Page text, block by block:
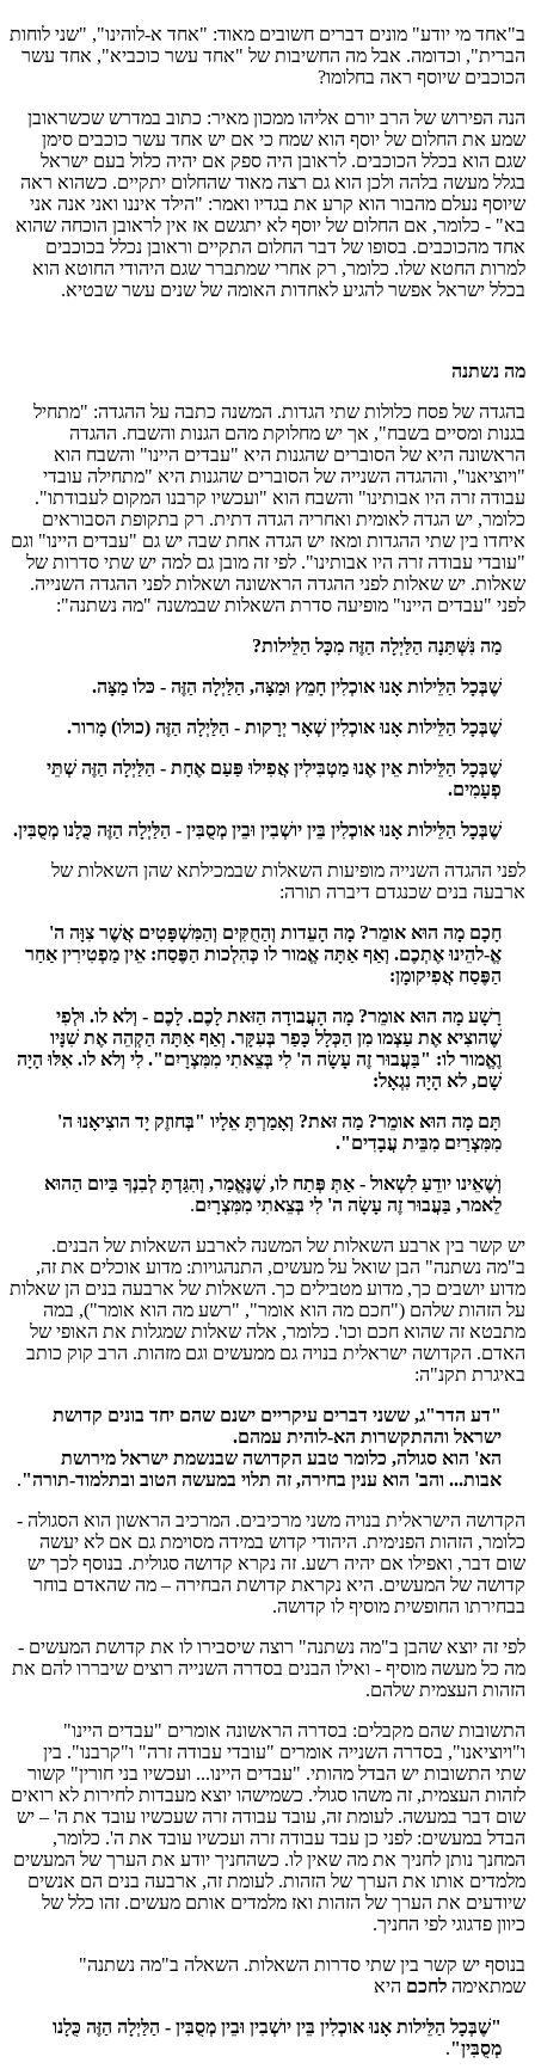
ב"אחד מי יודע" מונים דברים חשובים מאוד: "אחד א-לוהינו", "שני לוחות
הברית", וכדומה. אבל מה החשיבות של "אחד עשר כוכביא", אחד עשר
הכוכבים שיוסף ראה בחלומו?
הנה הפירוש של הרב יורם אליהו ממכון מאיר: כתוב במדרש שכשראובן
שמע את החלום של יוסף הוא שמח כי אם יש אחד עשר כוכבים סימן
שגם הוא בכלל הכוכבים. לראובן היה ספק אם יהיה כלול בעם ישראל
בגלל מעשה בלהה ולכן הוא גם רצה מאוד שהחלום יתקיים. כשהוא ראה
שיוסף נעלם מהבור הוא קרע את בגדיו ואמר: "הילד איננו ואני אנה אני
בא" - כלומר, אם החלום של יוסף לא יתגשם אז אין לראובן הוכחה שהוא
אחד מהכוכבים. בסופו של דבר החלום התקיים וראובן נכלל בכוכבים
למרות החטא שלו. כלומר, רק אחרי שמתברר שגם היהודי החוטא הוא
בכלל ישראל אפשר להגיע לאחדות האומה של שנים עשר שבטיא.
מה נשתנה
בהגדה של פסח כלולות שתי הגדות. המשנה כתבה על ההגדה: "מתחיל
בגנות ומסיים בשבח", אך יש מחלוקת מהם הגנות והשבח. ההגדה
הראשונה היא של הסוברים שהגנות היא "עבדים היינו" והשבח הוא
"ויוציאנו", וההגדה השנייה של הסוברים שהגנות היא "מתחילה עובדי
עבודה זרה היו אבותינו" והשבח הוא "ועכשיו קרבנו המקום לעבודתו".
כלומר, יש הגדה לאומית ואחריה הגדה דתית. רק בתקופת הסבוראים
איחדו בין שתי ההגדות ומאז יש הגדה אחת שבה יש גם "עבדים היינו" וגם
"עובדי עבודה זרה היו אבותינו". לפי זה מובן גם למה יש שתי סדרות של
שאלות. יש שאלות לפני ההגדה הראשונה ושאלות לפני ההגדה השנייה.
לפני "עבדים היינו" מופיעה סדרת השאלות שבמשנה "מה נשתנה":
מַה נִּשְּׁתַּנָה הַלַּיְלָה הַזֶּה מִכָּל הַלֵּילות?
שֶׁבְּכָל הַלֵּילות אָנוּ אוכְלִין חָמֵץ וּמַצָּה, הַלַּיְלָה הַזֶּה - כּלו מַצָּה.
שֶׁבְּכָל הַלֵּילות אָנוּ אוכְלִין שְׁאָר יְרָקות - הַלַּיְלָה הַזֶּה (כולו) מָרור.
שֶׁבְּכָל הַלֵּילות אֵין אֶנוּ מַטְבִּילִין אֲפִילוּ פַּעַם אֶחָת - הַלַּיְלָה הַזֶּה שְׁתֵּי
פְעָמִים.
שֶׁבְּכָל הַלֵּילות אָנוּ אוכְלִין בֵּין יושְׁבִין וּבֵין מְסֻבִּין - הַלַּיְלָה הַזֶּה כֻּלָנו מְסֻבִּין.
לפני ההגדה השנייה מופיעות השאלות שבמכילתא שהן השאלות של
ארבעה בנים שכנגדם דיברה תורה:
חָכָם מָה הוּא אומֵר? מָה הָעֵדות וְהַחֻקִּים וְהַמִּשְׁפָּטִים אֲשֶׁר צִוָּה ה'
אֱ-להֵינוּ אֶתְכֶם. וְאַף אַתָּה אֱמור לו כְּהִלְכות הַפֶּסַח: אֵין מַפְטִירִין אַחַר
הַפֶּסַח אֲפִיקומָן:
רָשָׁע מָה הוּא אומֵר? מָה הָעֲבודָה הַזּאת לָכֶם. לָכֶם - וְלא לו. וּלְפִי
שֶׁהוצִיא אֶת עַצְמו מִן הַכְּלָל כָּפַר בְּעִקָּר. וְאַף אַתָּה הַקְהֵה אֶת שִׁנָּיו
וֶאֱמור לו: "בַּעֲבוּר זֶה עָשָׂה ה' לִי בְּצֵאתִי מִמִּצְרָיִם". לִי וְלא לו. אִלּוּ הָיָה
שָׁם, לא הָיָה נִגְאָל:
תָּם מָה הוּא אומֵר? מַה זּאת? וְאָמַרְתָּ אֵלָיו "בְּחוזֶק יָד הוצִיאָנוּ ה'
מִמִּצְרַיִם מִבֵּית עֲבָדִים".
וְשֶׁאֵינו יודֵעַ לִשְׁאול - אַתְּ פְּתַח לו, שֶׁנֶּאֱמַר, וְהִגַּדְתָּ לְבִנְךָ בַּיום הַהוּא
לֵאמר, בַּעֲבוּר זֶה עָשָׂה ה' לִי בְּצֵאתִי מִמִּצְרָיִם.
יש קשר בין ארבע השאלות של המשנה לארבע השאלות של הבנים.
ב"מה נשתנה" הבן שואל על מעשים, התנהגויות: מדוע אוכלים את זה,
מדוע יושבים כך, מדוע מטבילים כך. השאלות של ארבעה בנים הן שאלות
על הזהות שלהם ("חכם מה הוא אומר", "רשע מה הוא אומר"), במה
מתבטא זה שהוא חכם וכו'. כלומר, אלה שאלות שמגלות את האופי של
האדם. הקדושה ישראלית בנויה גם ממעשים וגם מזהות. הרב קוק כותב
באיגרת תקנ"ה:
"דע הדר"ג, ששני דברים עיקריים ישנם שהם יחד בונים קדושת
ישראל וההתקשרות הא-לוהית עמהם.
הא' הוא סגולה, כלומר טבע הקדושה שבנשמת ישראל מירושת
אבות... והב' הוא ענין בחירה, זה תלוי במעשה הטוב ובתלמוד-תורה".
הקדושה הישראלית בנויה משני מרכיבים. המרכיב הראשון הוא הסגולה -
כלומר, הזהות הפנימית. היהודי קדוש במידה מסוימת גם אם לא יעשה
שום דבר, ואפילו אם יהיה רשע. זה נקרא קדושה סגולית. בנוסף לכך יש
קדושה של המעשים. היא נקראת קדושת הבחירה – מה שהאדם בוחר
בבחירתו החופשית מוסיף לו קדושה.
לפי זה יוצא שהבן ב"מה נשתנה" רוצה שיסבירו לו את קדושת המעשים -
מה כל מעשה מוסיף - ואילו הבנים בסדרה השנייה רוצים שיבררו להם את
הזהות העצמית שלהם.
התשובות שהם מקבלים: בסדרה הראשונה אומרים "עבדים היינו"
ו"ויוציאנו", בסדרה השנייה אומרים "עובדי עבודה זרה" ו"קרבנו". בין
שתי התשובות יש הבדל מהותי. "עבדים היינו... ועכשיו בני חורין" קשור
לזהות העצמית, זה משהו סגולי. כשמישהו יוצא מעבדות לחירות לא רואים
שום דבר במעשה. לעומת זה, עובד עבודה זרה שעכשיו עובד את ה' – יש
הבדל במעשים: לפני כן עבד עבודה זרה ועכשיו עובד את ה'. כלומר,
המחנך נותן לחניך את מה שאין לו. כשהחניך יודע את הערך של המעשים
מלמדים אותו את הערך של הזהות. לעומת זה, ארבעה בנים הם אנשים
שיודעים את הערך של הזהות ואז מלמדים אותם מעשים. זהו כלל של
כיוון פדגוגי לפי החניך.
בנוסף יש קשר בין שתי סדרות השאלות. השאלה ב"מה נשתנה"
שמתאימה לחכם היא
"שֶׁבְּכָל הַלֵּילות אָנוּ אוכְלִין בֵּין יושְׁבִין וּבֵין מְסֻבִּין - הַלַּיְלָה הַזֶּה כֻּלָנו
מְסֻבִּין".